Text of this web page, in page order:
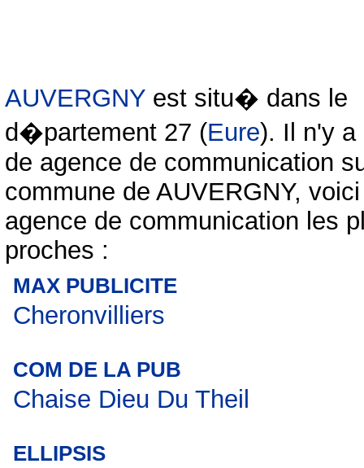
AUVERGNY est situ� dans le
d�partement 27 (Eure). Il n'y a
de agence de communication
commune de AUVERGNY,
agence de communication les
proches :
MAX PUBLICITE
Cheronvilliers
COM DE LA PUB
Chaise Dieu Du Theil
ELLIPSIS